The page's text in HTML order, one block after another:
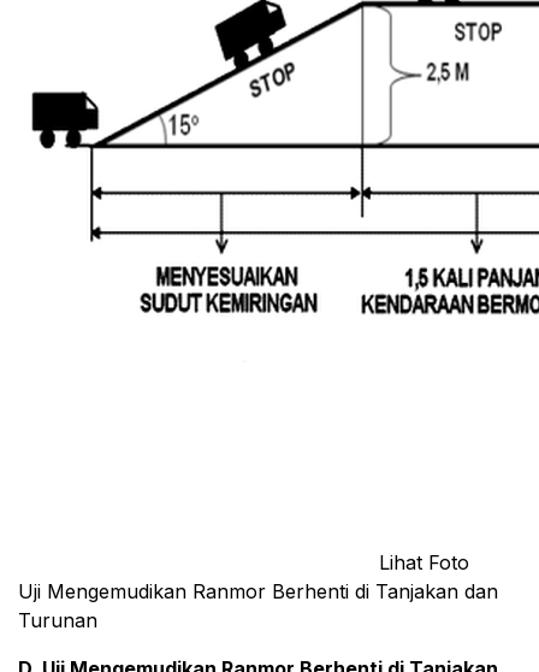
Lihat Foto
Uji Mengemudikan Ranmor Berhenti di Tanjakan dan
Turunan